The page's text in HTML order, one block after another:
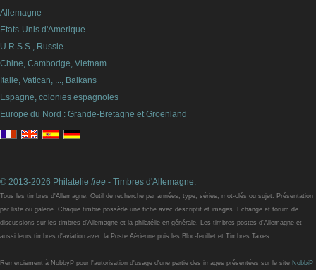
Allemagne
Etats-Unis d'Amerique
U.R.S.S., Russie
Chine, Cambodge, Vietnam
Italie, Vatican, ..., Balkans
Espagne, colonies espagnoles
Europe du Nord : Grande-Bretagne et Groenland
© 2013-2026 Philatelie free - Timbres d'Allemagne.
Tous les timbres d'Allemagne. Outil de recherche par années, type, séries, mot-clés ou sujet. Présentation
par liste ou galerie. Chaque timbre possède une fiche avec descriptif et images. Echange et forum de
discussions sur les timbres d'Allemagne et la philatélie en générale. Les timbres-postes d'Allemagne et
aussi leurs timbres d'aviation avec la Poste Aérienne puis les Bloc-feuillet et Timbres Taxes.
Remerciement à NobbyP pour l'autorisation d'usage d'une partie des images présentées sur le site NobbiP